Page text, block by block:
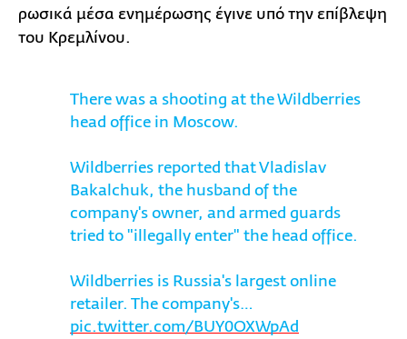
ρωσικά μέσα ενημέρωσης έγινε υπό την επίβλεψη
του Κρεμλίνου.
There was a shooting at the Wildberries
head office in Moscow.
Wildberries reported that Vladislav
Bakalchuk, the husband of the
company's owner, and armed guards
tried to "illegally enter" the head office.
Wildberries is Russia's largest online
retailer. The company's…
pic.twitter.com/BUY0OXWpAd